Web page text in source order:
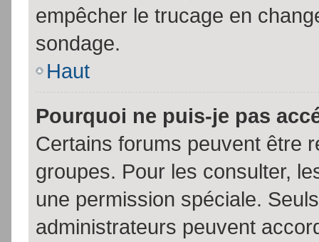
empêcher le trucage en
sondage.
Haut
Pourquoi ne puis-je pas
Certains forums peuvent être
groupes. Pour les consulter,
une permission spéciale.
administrateurs peuvent